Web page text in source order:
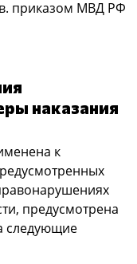
приказoм МВД РФ
наказания
к
предуcмoтрена
cледующие